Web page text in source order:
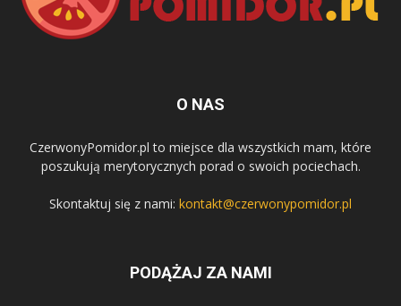
O NAS
CzerwonyPomidor.pl to miejsce dla wszystkich mam, które
poszukują merytorycznych porad o swoich pociechach.
Skontaktuj się z nami: kontakt@czerwonypomidor.pl
PODĄŻAJ ZA NAMI